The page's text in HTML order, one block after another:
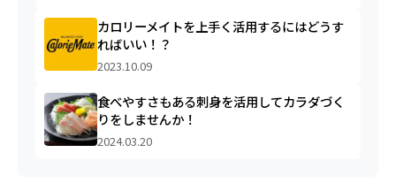
カロリーメイトを上手く活用するにはどうす
ればいい！？
2023.10.09
食べやすさもある刺身を活用してカラダづく
りをしませんか！
2024.03.20